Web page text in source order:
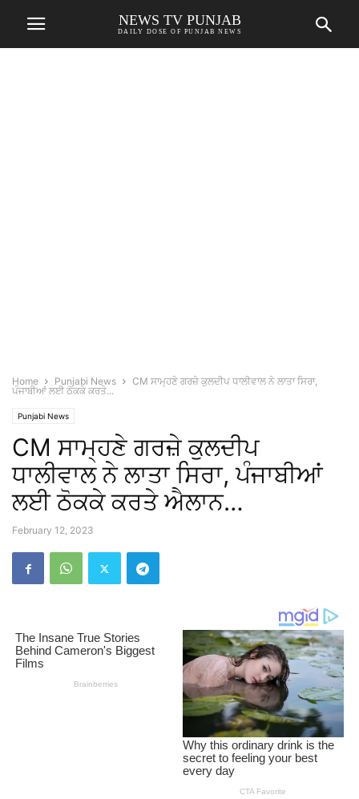
NEWS TV PUNJAB
DAILY DOSE OF PUNJAB NEWS
Home Punjabi News
CM ਸਾਮ੍ਹਣੇ ਗਰਜ਼ੇ ਕੁਲਦੀਪ ਧਾਲੀਵਾਲ ਨੇ ਲਾਤਾ ਸਿਰਾ,
ਪੰਜਾਬੀਆਂ ਲਈ ਠੋਕਕੇ ਕਰਤੇ...
Punjabi News
CM ਸਾਮ੍ਹਣੇ ਗਰਜ਼ੇ ਕੁਲਦੀਪ
ਧਾਲੀਵਾਲ ਨੇ ਲਾਤਾ ਸਿਰਾ, ਪੰਜਾਬੀਆਂ
ਲਈ ਠੋਕਕੇ ਕਰਤੇ ਐਲਾਨ…
February 12, 2023